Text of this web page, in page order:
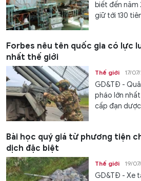
biết đến năm
giữ tới 130
Forbes nêu tên quốc gia có lực
nhất thế giới
Thế giới 17/
GD&TĐ -
pháo lớn
cấp đạn
Bài học quý giá từ phương tiện
dịch đặc biệt
Thế giới 19/
GD&TĐ - Xe